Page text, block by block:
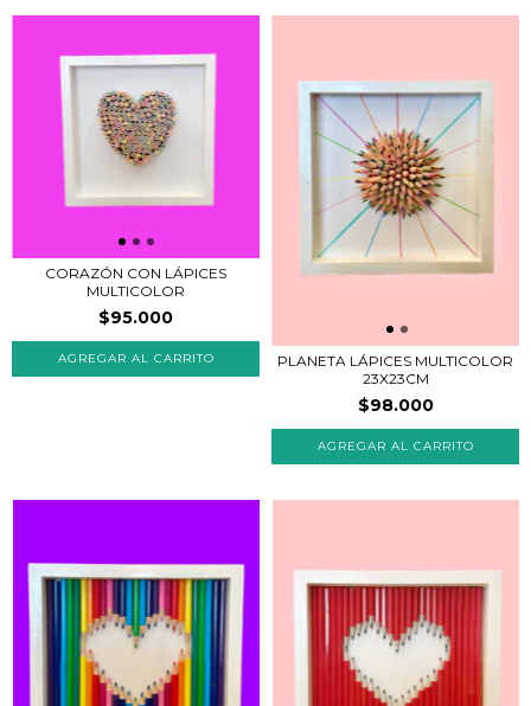
CORAZÓN CON LÁPICES
MULTICOLOR
$95.000
PLANETA LÁPICES MULTICOLOR
23X23CM
$98.000